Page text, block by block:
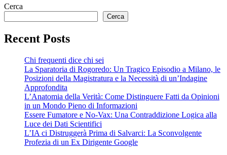
Cerca
Cerca
Recent Posts
Chi frequenti dice chi sei
La Sparatoria di Rogoredo: Un Tragico Episodio a Milano, le
Posizioni della Magistratura e la Necessità di un’Indagine
Approfondita
L’Anatomia della Verità: Come Distinguere Fatti da Opinioni
in un Mondo Pieno di Informazioni
Essere Fumatore e No-Vax: Una Contraddizione Logica alla
Luce dei Dati Scientifici
L’IA ci Distruggerà Prima di Salvarci: La Sconvolgente
Profezia di un Ex Dirigente Google